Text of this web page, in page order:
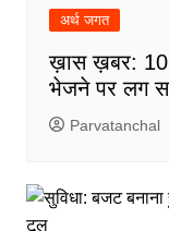
अर्थ जगत
ख़ास ख़बर:
भेजने पर लग
Parvatanchal